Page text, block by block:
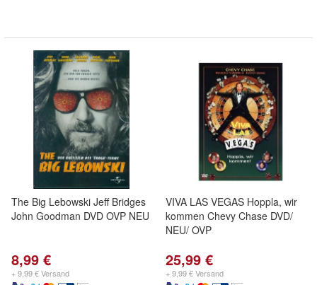
The Big Lebowski Jeff Bridges
John Goodman DVD OVP NEU
8,99 €
+ 9,99 € Versand
VIVA LAS VEGAS Hoppla, wir
kommen Chevy Chase DVD/
NEU/ OVP
25,99 €
+ 9,99 € Versand